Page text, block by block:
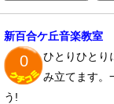
新百合ケ丘音楽教室
0
ひとりひとり
み立てます。
う!